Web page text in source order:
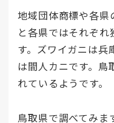
地域団体商標や各県
と各県ではそれぞ
す。ズワイガニは兵
は間人カニです。鳥
れているようです。
鳥取県で調べてみ